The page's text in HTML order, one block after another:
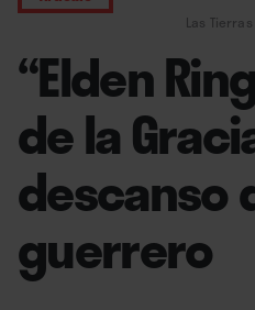
Las
“Elden
de la
descanso
guerrero